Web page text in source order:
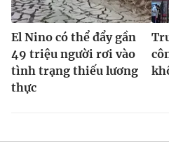
El Nino có thể đẩy gần
49 triệu người rơi vào
tình trạng thiếu lương
thực